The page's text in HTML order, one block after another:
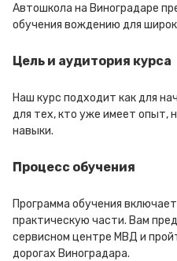
Автошкола на Виноградаре
обучения вождению для
Цель и аудитория курса
Наш курс подходит как для
для тех, кто уже имеет опыт,
навыки.
Процесс обучения
Программа обучения
практическую части. Вам
сервисном центре МВД и
дорогах Виноградара.